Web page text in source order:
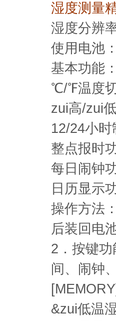
湿度测量
湿度分辨
使用电池
基本功能
℃/℉温度
zui高/zui
12/24小时
整点报时
每日闹钟
日历显示
操作方法
后装回电
2．按键功
间、闹钟
&zui低温